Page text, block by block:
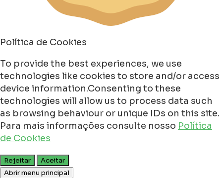
Política de Cookies
To provide the best experiences, we use
technologies like cookies to store and/or access
device information.Consenting to these
technologies will allow us to process data such
as browsing behaviour or unique IDs on this site.
Para mais informações consulte nosso Política
de Cookies
Rejeitar
Aceitar
Abrir menu principal